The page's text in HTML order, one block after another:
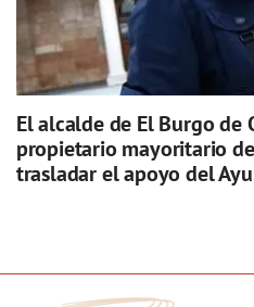
El alcalde de El Burgo de
propietario mayoritario
trasladar el apoyo del